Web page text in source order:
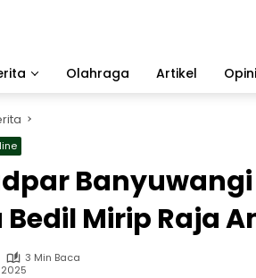
Olahraga Artikel
Bedil Mirip Raja
3 Min Baca